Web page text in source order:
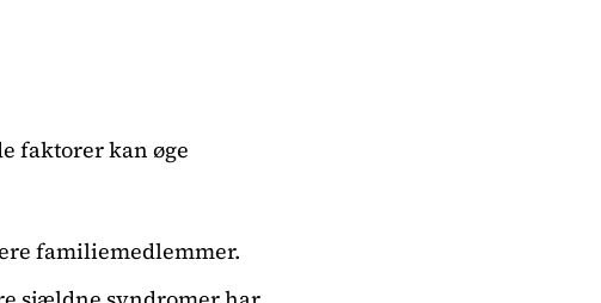
faktorer kan øge
familiemedlemmer.